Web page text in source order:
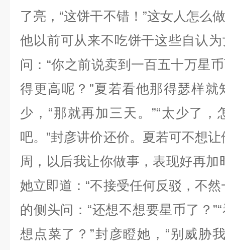
了亮，“这饼干不错！”这女人怎么
他以前可从来不吃饼干这些自认
问：“你之前说卖到一百五十万星
得更高呢？”夏若看他那得瑟样
少，“那就再加三天。”“太少了
吧。”封彦讲价还价。夏若可不想
周，以后我让你做事，表现好再加
她立即道：“不接受任何反驳，不
的侧头问：“还想不想要星币了？
想点菜了？”封彦瞪她，“别威胁